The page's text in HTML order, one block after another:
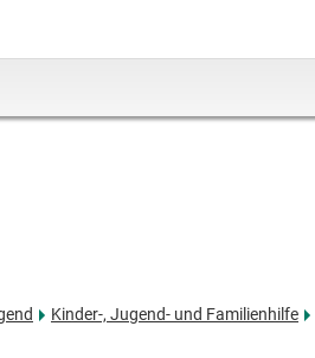
Kinder-, Jugend- und Familienhilfe